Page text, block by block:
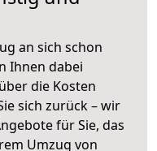
an sich schon
Ihnen dabei
die Kosten
sich zurück – wir
für Sie, das
Umzug von